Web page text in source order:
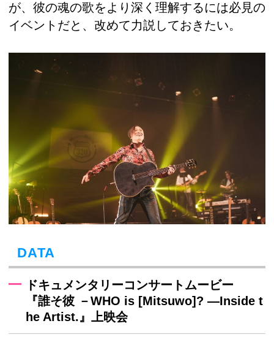
が、彼の魂の歌をより深く理解するには必見の
イベントだと、改めて力説しておきたい。
DATA
ドキュメンタリーコンサートムービー
『誰そ彼 －WHO is [Mitsuwo]? ―Inside t
he Artist.』上映会